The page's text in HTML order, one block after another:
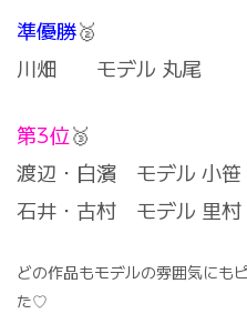
準優勝🥈
川畑 モデル 丸尾
第3位🥉
渡辺・白濱 モデル 小笹
石井・古村 モデル 里村
どの作品もモデルの雰囲気にも
た♡